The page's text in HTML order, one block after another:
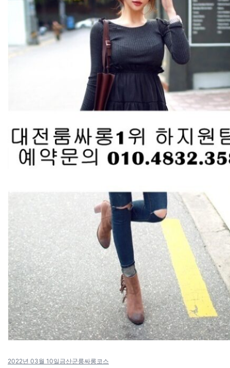
2022년 03월 10일 금산군룸싸롱코스